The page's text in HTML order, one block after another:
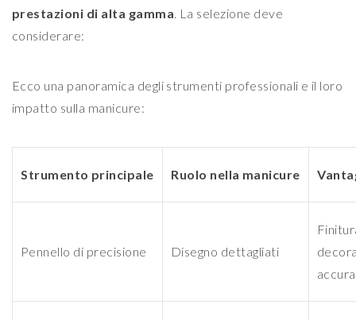
prestazioni di alta gamma. La selezione deve
considerare:
Ecco una panoramica degli strumenti professionali e il loro
impatto sulla manicure:
Strumento principale Ruolo nella manicure
Pennello di precisione Disegno dettagliati